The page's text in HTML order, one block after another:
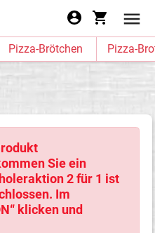
Pizza-Brötchen Pizza-
Sie ein
2 für 1 ist
Im
klicken und